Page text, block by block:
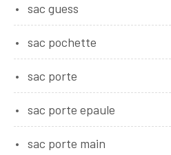
sac guess
sac pochette
sac porte
sac porte epaule
sac porte main